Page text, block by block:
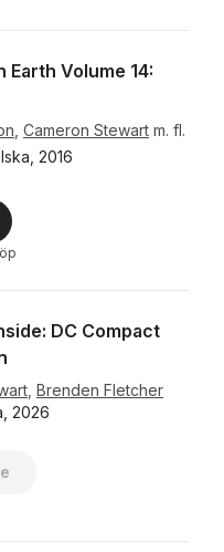
Earth Volume 14:
Cameron Stewart m. fl.
2016
DC Compact
Brenden Fletcher
2026